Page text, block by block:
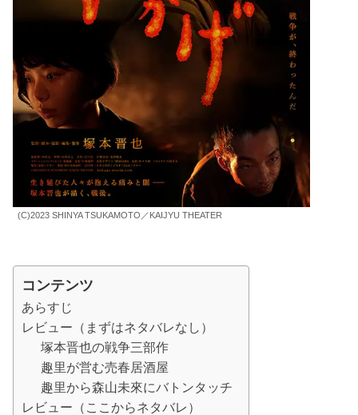
(C)2023 SHINYA TSUKAMOTO／KAIJYU THEATER
コンテンツ
あらすじ
レビュー（まずはネタバレなし）
塚本晋也の戦争三部作
趣里が営む売春居酒屋
趣里から森山未來にバトンタッチ
レビュー（ここからネタバレ）